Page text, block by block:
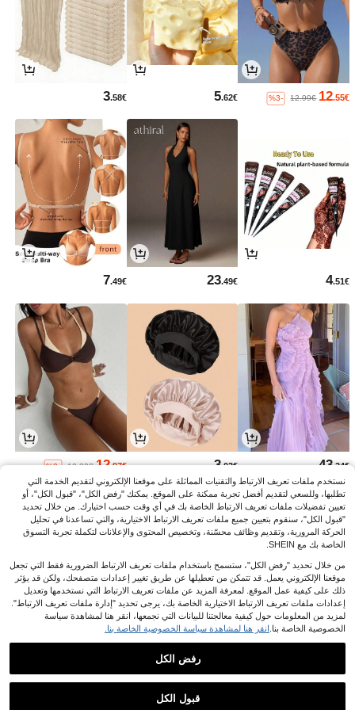
12.55€
12.99€
%3-
5.62€
3.58€
4.51€
23.49€
7.49€
43.24€
3.03€
12.97€
13.32€
%2-
نستخدم ملفات تعريف الارتباط والتقنيات المماثلة على موقعنا الإلكتروني لتقديم الخدمة التي
تطلبها، وللسعي لتقديم أفضل تجربة ممكنة على الموقع. يمكنك "رفض الكل"، "قبول الكل"، أو
تعيين تفضيلات ملفات تعريف الارتباط الخاصة بك في أي وقت حسب اختيارك. من خلال تحديد
"قبول الكل"، سنقوم بتعيين جميع ملفات تعريف الارتباط الاختيارية، والتي تساعدنا في تحليل
الحركة المرورية، وتقديم وظائف محسّنة، وتخصيص المحتوى والإعلانات لتكملة تجربة التسوق
الخاصة بك مع SHEIN.
من خلال تحديد "رفض الكل"، ستسمح باستخدام ملفات تعريف الارتباط الضرورية فقط التي تجعل
موقعنا الإلكتروني يعمل. قد تتمكن من تعطيلها عن طريق تغيير إعدادات متصفحك، ولكن قد يؤثر
ذلك على كيفية عمل الموقع. لمعرفة المزيد عن ملفات تعريف الارتباط التي نستخدمها وتعديل
إعدادات ملفات تعريف الارتباط الاختيارية الخاصة بك، يرجى تحديد "إدارة ملفات تعريف الارتباط".
لمزيد من المعلومات حول كيفية معالجتنا للبيانات التي نجمعها، انقر هنا لمشاهدة سياسة
الخصوصية الخاصة بنا. انقر هنا لمشاهدة سياسة الخصوصية الخاصة بنا.
رفض الكل
قبول الكل